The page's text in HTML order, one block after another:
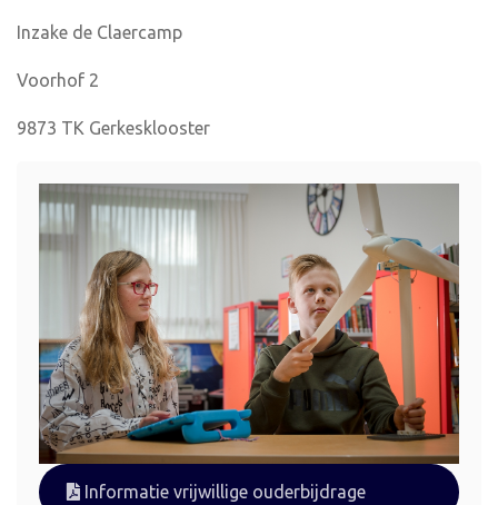
Inzake de Claercamp
Voorhof 2
9873 TK Gerkesklooster
Informatie vrijwillige ouderbijdrage